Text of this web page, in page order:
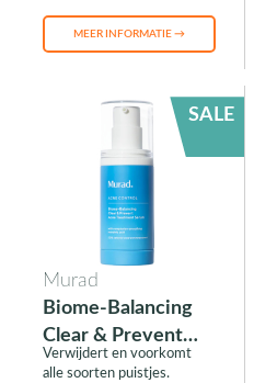
MEER INFORMATIE →
SALE
Murad
Biome-Balancing
Clear & Prevent
Blemish Treatment
Verwijdert en voorkomt
alle soorten puistjes.